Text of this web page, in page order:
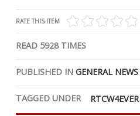
RATE THIS ITEM
READ 5928TIMES
PUBLISHED IN GENERAL NEWS
TAGGED UNDER RTCW4EVER